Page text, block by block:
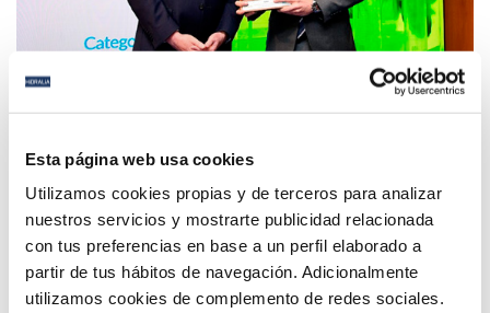
Esta página web usa cookies
Utilizamos cookies propias y de terceros para analizar
nuestros servicios y mostrarte publicidad relacionada
con tus preferencias en base a un perfil elaborado a
partir de tus hábitos de navegación. Adicionalmente
utilizamos cookies de complemento de redes sociales.
Hidralia y Aguas de Torremolinos, como parte del
Dual por su contribución a la empleabilidad de los
jóvenes en el sector del agua
Anterior Siguiente